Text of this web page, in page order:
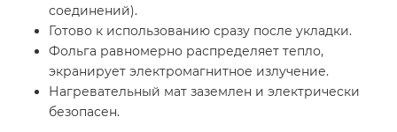
соединений).
Готово к использованию сразу после укладки.
Фольга равномерно распределяет тепло,
экранирует электромагнитное излучение.
Нагревательный мат заземлен и электрически
безопасен.